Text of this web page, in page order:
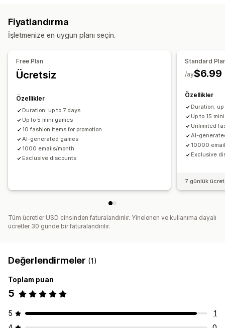
Açılır pencereleri yönetme
Şablonlar
Analizler
Kampanyaları yönetme
Fiyatlandırma
İşletmenize en uygun planı seçin.
Free Plan
Ücretsiz
Özellikler
Duration: up to 7 days
Up to 5 mini games
10 fashion items for promotion
AI-generated games
1000 emails/month
Exclusive discounts
Standard
$6.99
/ay
Özellikler
Duration:
Up to 15
Unlimited
AI-
10000
Exclusive
7 günlük
Tüm ücretler USD cinsinden faturalandırılır. Yinelenen ve kullanıma dayalı
ücretler 30 günde bir faturalandırılır.
Değerlendirmeler (1)
Toplam puan
5
5
1